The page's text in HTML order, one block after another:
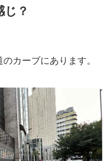
？
カーブにあります。